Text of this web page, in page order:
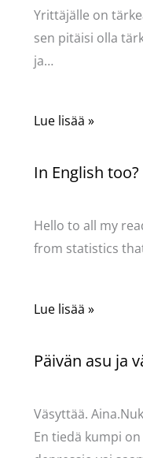
Yrittäjälle on
sen pitäisi olla
ja…
Lue lisää »
In English too?
Hello to all my
from statistics
Lue lisää »
Päivän asu ja
Väsyttää.
En tiedä kumpi